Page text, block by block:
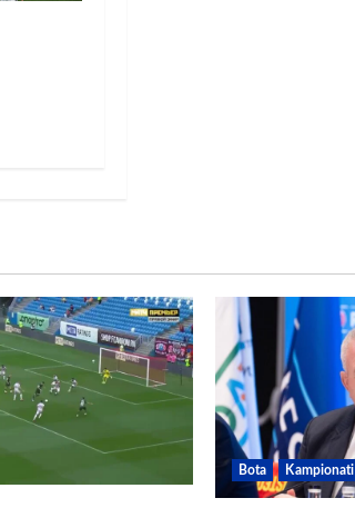
Bota Kampionati